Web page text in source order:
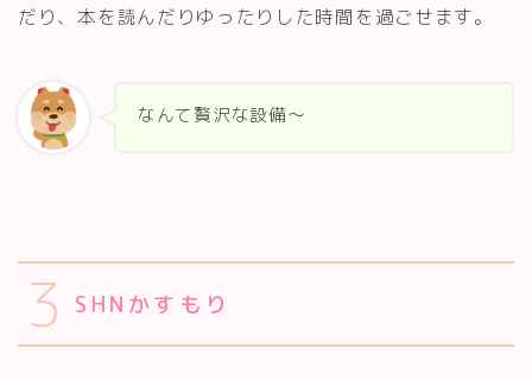
だり、本を読んだりゆったりした時間を過ごせます。
なんて贅沢な設備～
3 SHNかすもり